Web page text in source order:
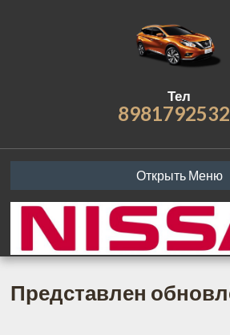
Тел
Открыть Меню
Представлен